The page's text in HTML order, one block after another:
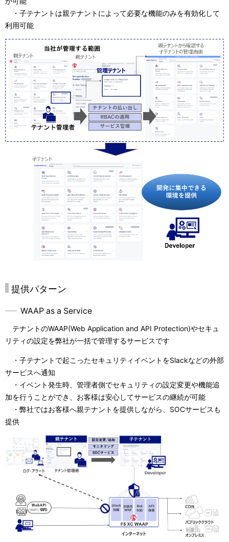
・子テナントは親テナントによって必要な機能のみを有効化して
利用可能
提供パターン
WAAP as a Service
テナントのWAAP(Web Application and API Protection)やセキュ
リティの設定を弊社が一括で管理するサービスです
・子テナントで起こったセキュリティイベントをSlackなどの外部
サービスへ通知
・イベント発生時、管理者側でセキュリティの設定変更や機能追
加を行うことができ、お客様は安心してサービスの継続が可能
・弊社ではお客様へ親テナントを提供しながら、SOCサービスも
提供